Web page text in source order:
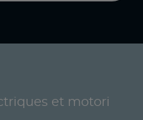
et motori